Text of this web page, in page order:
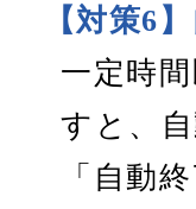
【対策6
一定時
すと、
「自動